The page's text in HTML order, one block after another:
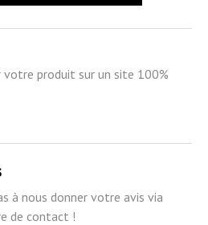
votre produit sur un site 100%
à nous donner votre avis via
de contact !